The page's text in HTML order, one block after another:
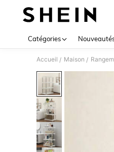
Catégories
Accueil / Maison /